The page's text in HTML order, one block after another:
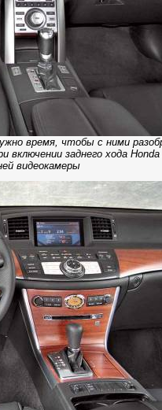
время, чтобы с ними
заднего хода
видеокамеры